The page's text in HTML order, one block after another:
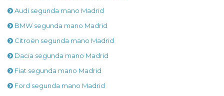
Audi segunda mano Madrid
BMW segunda mano Madrid
Citroën segunda mano Madrid
Dacia segunda mano Madrid
Fiat segunda mano Madrid
Ford segunda mano Madrid